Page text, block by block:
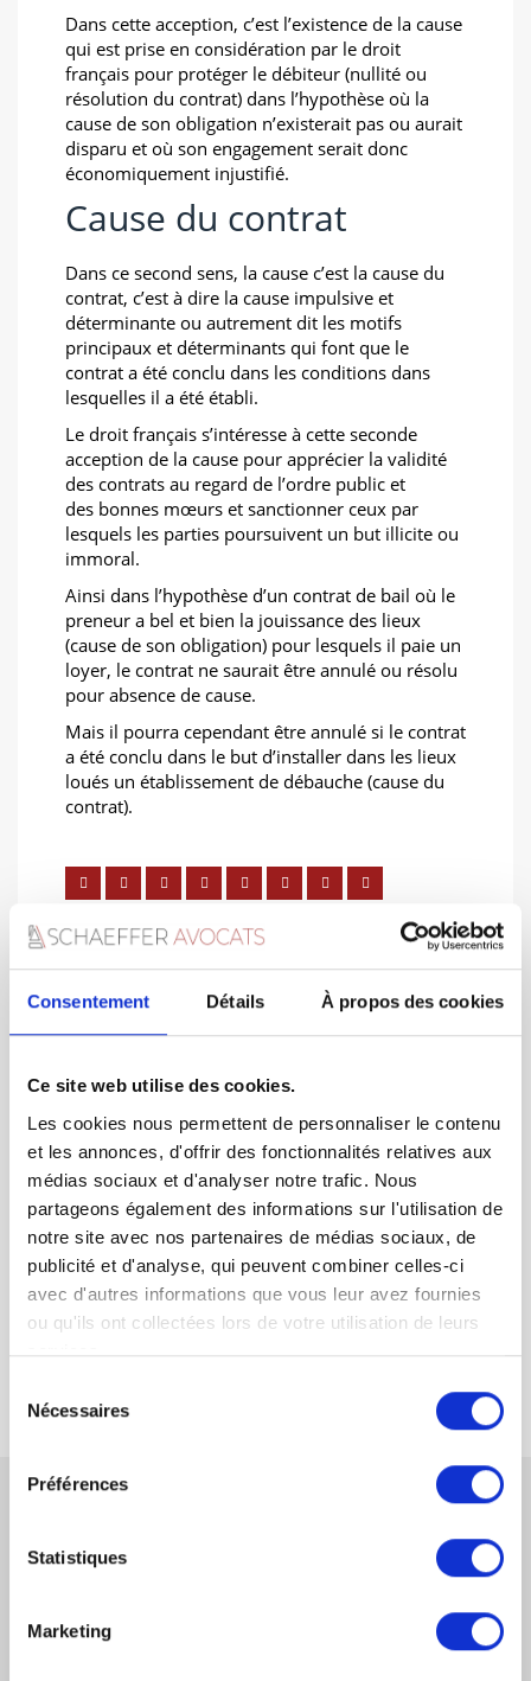
Consentement Détails À propos des cookies
Ce site web utilise des cookies.
Les cookies nous permettent de personnaliser le contenu
et les annonces, d'offrir des fonctionnalités relatives aux
médias sociaux et d'analyser notre trafic. Nous
partageons également des informations sur l'utilisation de
notre site avec nos partenaires de médias sociaux, de
publicité et d'analyse, qui peuvent combiner celles-ci
avec d'autres informations que vous leur avez fournies
ou qu'ils ont collectées lors de votre utilisation de leurs
services.
Nécessaires
Préférences
Statistiques
Marketing
Dans cette acception, c’est l’existence de la cause
qui est prise en considération par le droit
français pour protéger le débiteur (nullité ou
résolution du contrat) dans l’hypothèse où la
cause de son obligation n’existerait pas ou aurait
disparu et où son engagement serait donc
économiquement injustifié.
Cause du contrat
Dans ce second sens, la cause c’est la cause du
contrat, c’est à dire la cause impulsive et
déterminante ou autrement dit les motifs
principaux et déterminants qui font que le
contrat a été conclu dans les conditions dans
lesquelles il a été établi.
Le droit français s’intéresse à cette seconde
acception de la cause pour apprécier la validité
des contrats au regard de l’ordre public et
des bonnes mœurs et sanctionner ceux par
lesquels les parties poursuivent un but illicite ou
immoral.
Ainsi dans l’hypothèse d’un contrat de bail où le
preneur a bel et bien la jouissance des lieux
(cause de son obligation) pour lesquels il paie un
loyer, le contrat ne saurait être annulé ou résolu
pour absence de cause.
Mais il pourra cependant être annulé si le contrat
a été conclu dans le but d’installer dans les lieux
loués un établissement de débauche (cause du
contrat).
Force majeure – Cas fortuit
Certificat de conformité